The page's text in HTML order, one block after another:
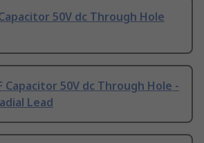
50V dc Through Hole
Capacitor 50V dc Through Hole -
Lead